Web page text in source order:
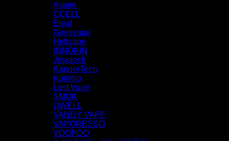
Aspire
CCELL
Eleaf
Geekvape
Hellvape
INNOKIN
Joyetech
KangerTech
Kumiho
Lost Vape
SMOK
UWELL
VANDY VAPE
VAPORESSO
VOOPOO